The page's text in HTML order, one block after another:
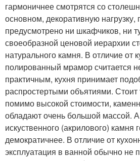
гармоничнее смотрятся со
основном, декоративную
предусмотрено ни шкафчиков, ни
своеобразной ценовой иерархии
натурального камня. В отличие от
полированный мрамор считается
практичным, кухня принимает
распростертыми объятиями. Стоит
помимо высокой стоимости,
обладают очень большой массой.
искуственного (акрилового) камня
демократичнее. В отличие от
эксплуатация в ванной обычно не